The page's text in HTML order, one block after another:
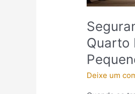
Quarto
Deixe um